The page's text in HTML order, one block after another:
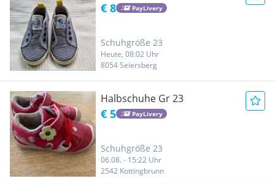
€ 8 PayLivery
Schuhgröße 23
Heute, 08:02 Uhr
8054 Seiersberg
Halbschuhe Gr 23
€ 5 PayLivery
Schuhgröße 23
06.08. - 15:22 Uhr
2542 Kottingbrunn